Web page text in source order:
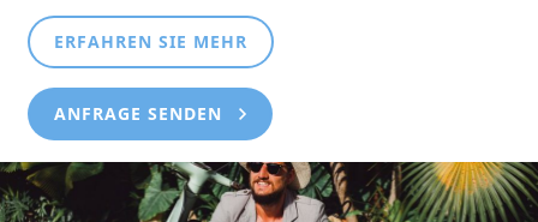
ERFAHREN SIE MEHR
ANFRAGE SENDEN